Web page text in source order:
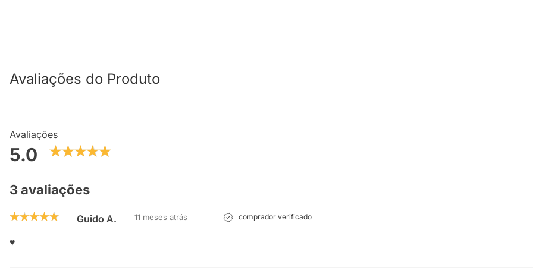
Avaliações do Produto
Avaliações
5.0
3 avaliações
Guido A. 11 meses atrás comprador verificado
♥️